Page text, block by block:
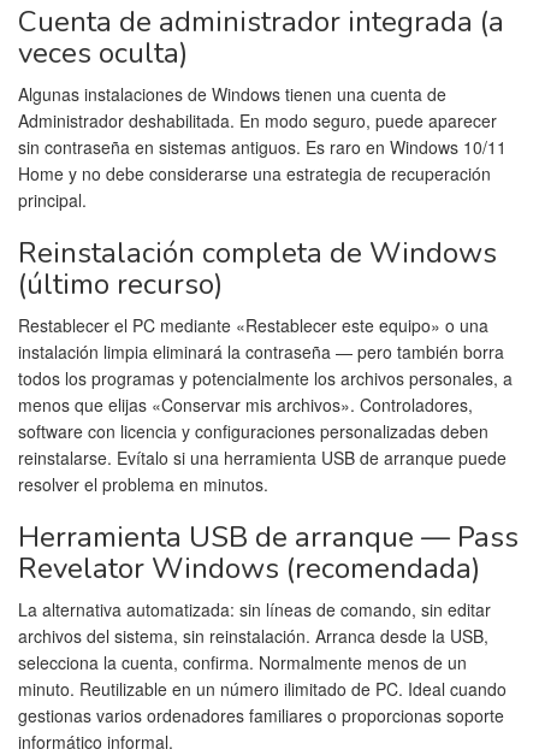
Cuenta de administrador integrada (a
veces oculta)
Algunas instalaciones de Windows tienen una cuenta de
Administrador deshabilitada. En modo seguro, puede aparecer
sin contraseña en sistemas antiguos. Es raro en Windows 10/11
Home y no debe considerarse una estrategia de recuperación
principal.
Reinstalación completa de Windows
(último recurso)
Restablecer el PC mediante «Restablecer este equipo» o una
instalación limpia eliminará la contraseña — pero también borra
todos los programas y potencialmente los archivos personales, a
menos que elijas «Conservar mis archivos». Controladores,
software con licencia y configuraciones personalizadas deben
reinstalarse. Evítalo si una herramienta USB de arranque puede
resolver el problema en minutos.
Herramienta USB de arranque — Pass
Revelator Windows (recomendada)
La alternativa automatizada: sin líneas de comando, sin editar
archivos del sistema, sin reinstalación. Arranca desde la USB,
selecciona la cuenta, confirma. Normalmente menos de un
minuto. Reutilizable en un número ilimitado de PC. Ideal cuando
gestionas varios ordenadores familiares o proporcionas soporte
informático informal.